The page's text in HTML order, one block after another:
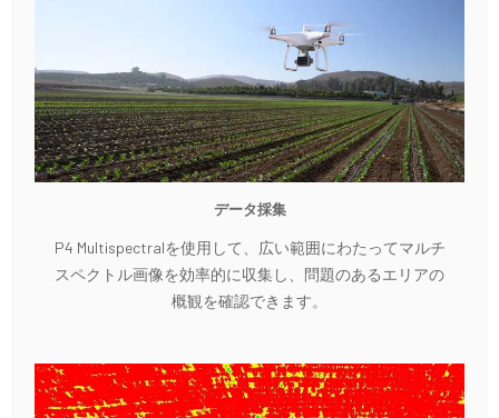
データ採集
P4 Multispectralを使用して、広い範囲にわたってマルチ
スペクトル画像を効率的に収集し、問題のあるエリアの
概観を確認できます。